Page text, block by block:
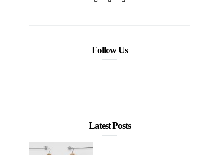
Follow Us
Latest Posts